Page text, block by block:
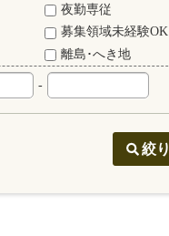
夜勤専従
募集領域未経験OK
離島･へき地
-